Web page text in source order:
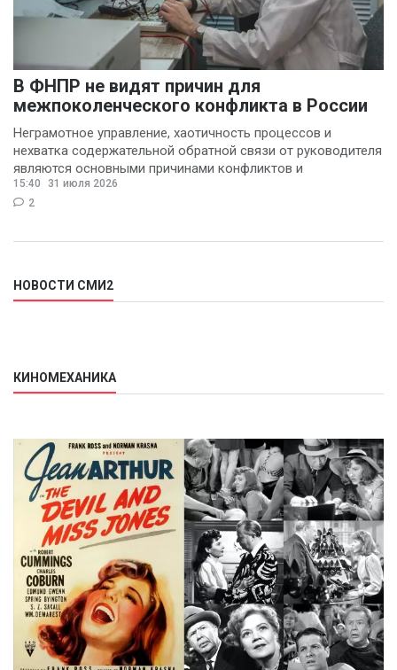
В ФНПР не видят причин для
межпоколенческого конфликта в России
Неграмотное управление, хаотичность процессов и
нехватка содержательной обратной связи от руководителя
являются основными причинами конфликтов и
раздражения в
15:40
31 июля 2026
2
НОВОСТИ СМИ2
КИНОМЕХАНИКА